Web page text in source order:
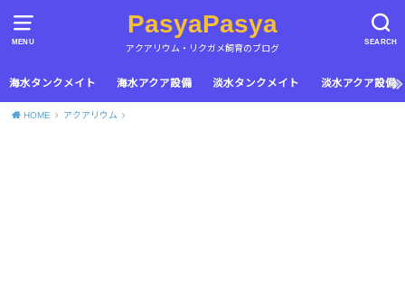
MENU SEARCH
PasyaPasya
アクアリウム・リクガメ飼育のブログ
海水タンクメイト 海水アクア設備 淡水タンクメイト 淡水アクア設備
HOME アクアリウム